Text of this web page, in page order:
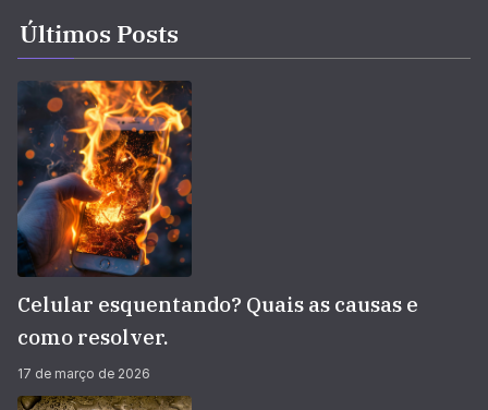
Últimos Posts
Celular esquentando? Quais as causas e
como resolver.
17 de março de 2026